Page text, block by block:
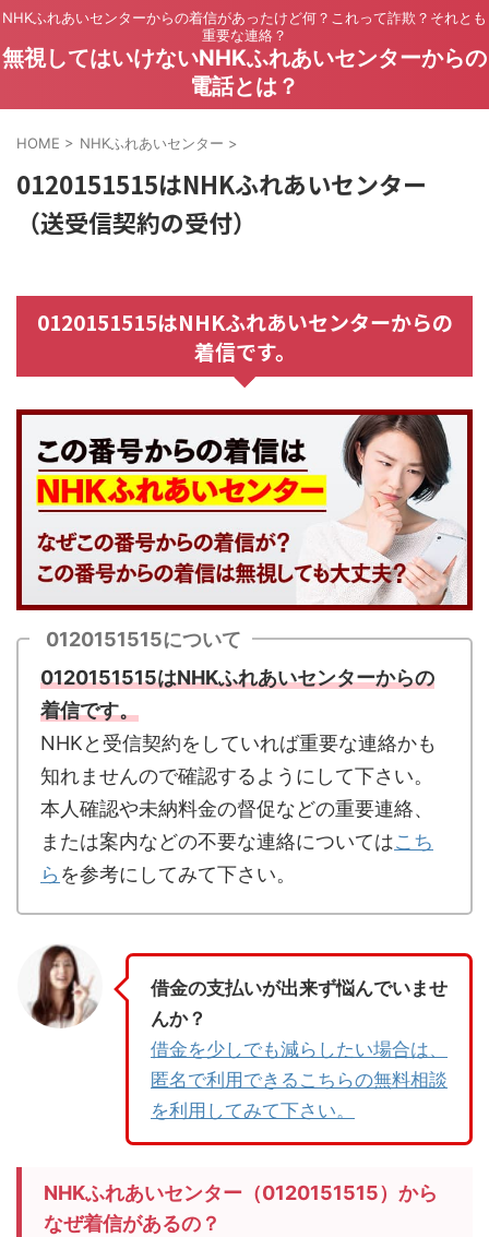
NHKふれあいセンターからの着信があったけど何？これって詐欺？それとも
重要な連絡？
無視してはいけないNHKふれあいセンターからの
電話とは？
HOME > NHKふれあいセンター >
0120151515はNHKふれあいセンター
（送受信契約の受付）
0120151515はNHKふれあいセンターからの
着信です。
0120151515について
0120151515はNHKふれあいセンターからの
着信です。
NHKと受信契約をしていれば重要な連絡かも
知れませんので確認するようにして下さい。
本人確認や未納料金の督促などの重要連絡、
または案内などの不要な連絡についてはこち
ら を参考にしてみて下さい。
借金の支払いが出来ず悩んでいませ
んか？
借金を少しでも減らしたい場合は、
匿名で利用できるこちらの無料相談
を利用してみて下さい。
NHKふれあいセンター（0120151515）から
なぜ着信があるの？